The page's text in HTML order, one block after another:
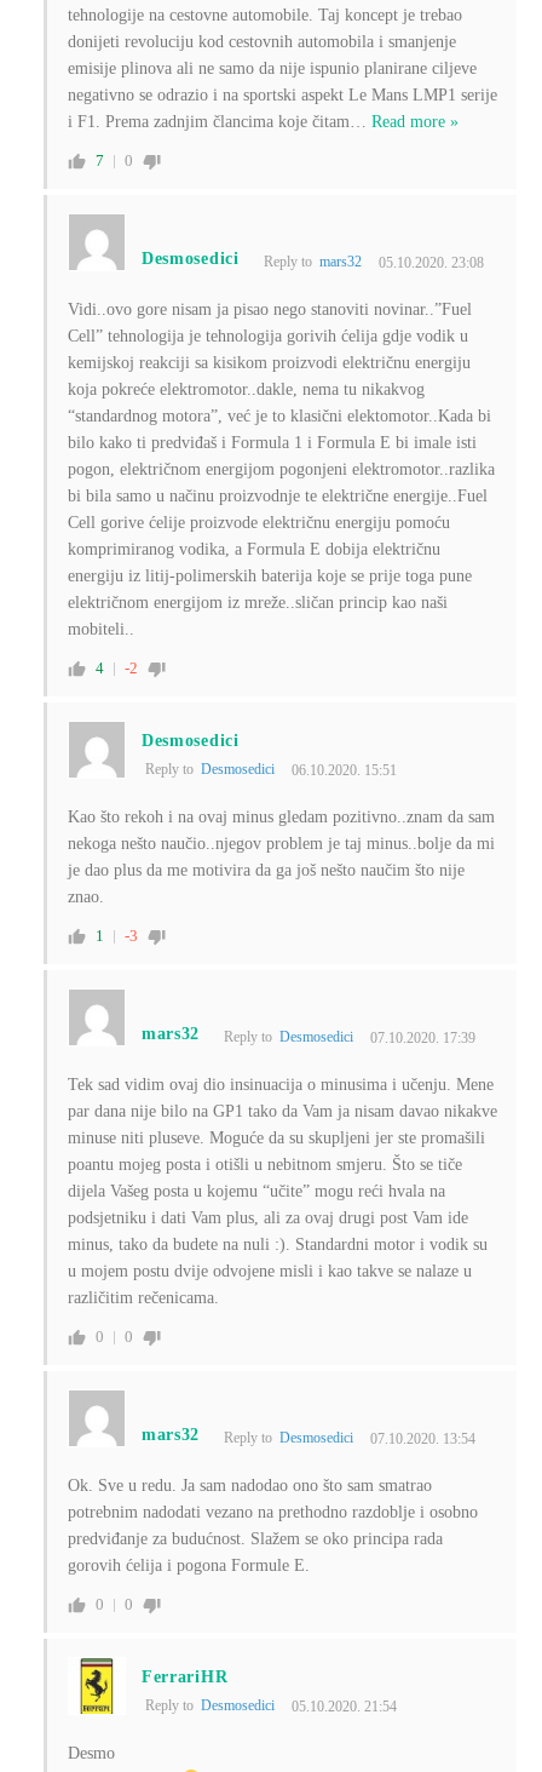
tehnologije na cestovne automobile. Taj koncept je trebao
donijeti revoluciju kod cestovnih automobila i smanjenje
emisije plinova ali ne samo da nije ispunio planirane ciljeve
negativno se odrazio i na sportski aspekt Le Mans LMP1 serije
i F1. Prema zadnjim člancima koje čitam… Read more »
7 0
Desmosedici Reply to mars32 05.10.2020. 23:08
Vidi..ovo gore nisam ja pisao nego stanoviti novinar..”Fuel
Cell” tehnologija je tehnologija gorivih ćelija gdje vodik u
kemijskoj reakciji sa kisikom proizvodi električnu energiju
koja pokreće elektromotor..dakle, nema tu nikakvog
“standardnog motora”, već je to klasični elektomotor..Kada bi
bilo kako ti predviđaš i Formula 1 i Formula E bi imale isti
pogon, električnom energijom pogonjeni elektromotor..razlika
bi bila samo u načinu proizvodnje te električne energije..Fuel
Cell gorive ćelije proizvode električnu energiju pomoću
komprimiranog vodika, a Formula E dobija električnu
energiju iz litij-polimerskih baterija koje se prije toga pune
električnom energijom iz mreže..sličan princip kao naši
mobiteli..
4 -2
Desmosedici
Reply to Desmosedici 06.10.2020. 15:51
Kao što rekoh i na ovaj minus gledam pozitivno..znam da sam
nekoga nešto naučio..njegov problem je taj minus..bolje da mi
je dao plus da me motivira da ga još nešto naučim što nije
znao.
1 -3
mars32 Reply toDesmosedici 07.10.2020. 17:39
Tek sad vidim ovaj dio insinuacija o minusima i učenju. Mene
par dana nije bilo na GP1 tako da Vam ja nisam davao nikakve
minuse niti pluseve. Moguće da su skupljeni jer ste promašili
poantu mojeg posta i otišli u nebitnom smjeru. Što se tiče
dijela Vašeg posta u kojemu “učite” mogu reći hvala na
podsjetniku i dati Vam plus, ali za ovaj drugi post Vam ide
minus, tako da budete na nuli :). Standardni motor i vodik su
u mojem postu dvije odvojene misli i kao takve se nalaze u
različitim rečenicama.
0 0
mars32 Reply toDesmosedici 07.10.2020. 13:54
Ok. Sve u redu. Ja sam nadodao ono što sam smatrao
potrebnim nadodati vezano na prethodno razdoblje i osobno
predviđanje za budućnost. Slažem se oko principa rada
gorovih ćelija i pogona Formule E.
0 0
FerrariHR
Reply to Desmosedici 05.10.2020. 21:54
Desmo